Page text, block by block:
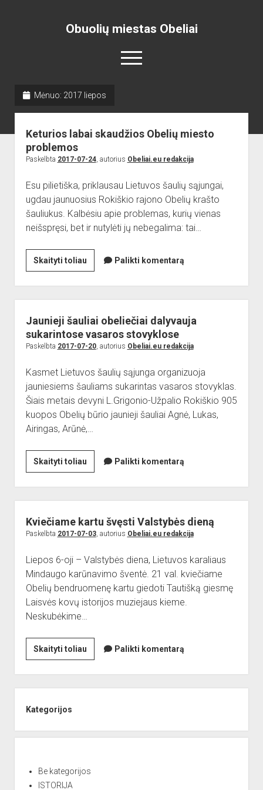
Obuolių miestas Obeliai
open
menu
dropdown
Renginiai
open
dropdown
menu
Miesto aikštė
Obelių paminklas
ISTORIJA
open
menu
Lankytinos vietos
open
dropdown
menu
Bažnyčia
Muziejus
Obelių gimnazija
open
dropdown
menu
Gimnazistų naujienos
Gimnazistų kūryba
Kraštiečių kūryba
NUOTRAUKOS
menu
Sėlos Ramuva
Apie mus
open
dropdown
Sporto klubas
Obelių biblioteka
Paremkite Obelius
Mėnuo: 2017 liepos
Keturios labai skaudžios Obelių miesto
problemos
Paskelbta 2017-07-24, autorius Obeliai.eu redakcija
Esu pilietiška, priklausau Lietuvos šaulių sąjungai,
ugdau jaunuosius Rokiškio rajono Obelių krašto
šauliukus. Kalbėsiu apie problemas, kurių vienas
neišspręsi, bet ir nutylėti jų nebegalima: tai…
Skaityti toliauKeturios
labai
skaudžios
Obelių
miesto
problemos
Palikti komentarą
Jaunieji šauliai obeliečiai dalyvauja
sukarintose vasaros stovyklose
Paskelbta 2017-07-20, autorius Obeliai.eu redakcija
Kasmet Lietuvos šaulių sąjunga organizuoja
jauniesiems šauliams sukarintas vasaros stovyklas.
Šiais metais devyni L.Grigonio-Užpalio Rokiškio 905
kuopos Obelių būrio jaunieji šauliai Agnė, Lukas,
Airingas, Arūnė,…
Skaityti toliauJaunieji
šauliai
obeliečiai
dalyvauja
sukarintose
vasaros
Palikti komentarą
Kviečiame kartu švęsti Valstybės dieną
Paskelbta 2017-07-03, autorius Obeliai.eu redakcija
Liepos 6-oji – Valstybės diena, Lietuvos karaliaus
Mindaugo karūnavimo šventė. 21 val. kviečiame
Obelių bendruomenę kartu giedoti Tautišką giesmę
Laisvės kovų istorijos muziejaus kieme.
Neskubėkime…
Skaityti toliauKviečiame
kartu
švęsti
Valstybės
Palikti komentarą
Kategorijos
Be kategorijos
ISTORIJA